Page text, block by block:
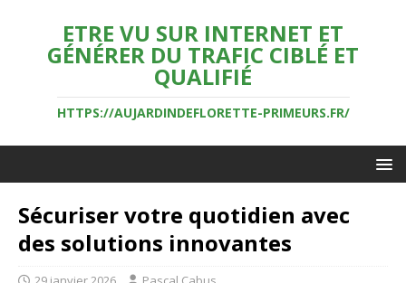
ETRE VU SUR INTERNET ET
GÉNÉRER DU TRAFIC CIBLÉ ET
QUALIFIÉ
HTTPS://AUJARDINDEFLORETTE-PRIMEURS.FR/
Sécuriser votre quotidien avec
des solutions innovantes